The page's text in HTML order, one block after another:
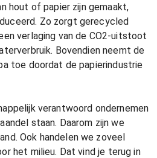
hout of papier zijn gemaakt,
Zo zorgt gerecycled
verlaging van de CO2-uitstoot
Bovendien neemt de
toe doordat de papierindustrie
verantwoord ondernemen
staan. Daarom zijn we
Ook handelen we zoveel
het milieu. Dat vind je terug in